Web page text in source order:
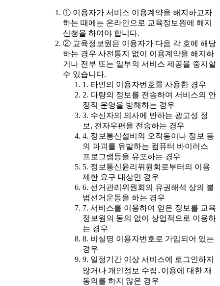
① 이용자가 서비스 이용계약을 해지하고자
하는 때에는 온라인으로 교육정보원에 해지
신청을 하여야 합니다.
② 교육정보원은 이용자가 다음 각 호에 해당
하는 경우 사전통지 없이 이용계약을 해지하
거나 전부 또는 일부의 서비스 제공을 중지할
수 있습니다.
1. 타인의 이용자번호를 사용한 경우
2. 다량의 정보를 전송하여 서비스의 안
정적 운영을 방해하는 경우
3. 수신자의 의사에 반하는 광고성 정
보, 전자우편을 전송하는 경우
4. 정보통신설비의 오작동이나 정보 등
의 파괴를 유발하는 컴퓨터 바이러스
프로그램등을 유포하는 경우
5. 정보통신윤리위원회로부터의 이용
제한 요구 대상인 경우
6. 선거관리위원회의 유권해석 상의 불
법선거운동을 하는 경우
7. 서비스를 이용하여 얻은 정보를 교육
정보원의 동의 없이 상업적으로 이용하
는 경우
8. 비실명 이용자번호로 가입되어 있는
경우
9. 일정기간 이상 서비스에 로그인하지
않거나 개인정보 수집․이용에 대한 재
동의를 하지 않은 경우